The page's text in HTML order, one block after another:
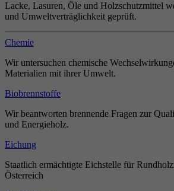
Lacke, Lasuren, Öle und Holzschutzmittel
und Umweltverträglichkeit geprüft.
Chemie
Wir untersuchen chemische
Materialien mit ihrer Umwelt.
Biobrennstoffe
Wir beantworten brennende Fragen zur
und Energieholz.
Eichung
Staatlich ermächtigte Eichstelle für
Österreich